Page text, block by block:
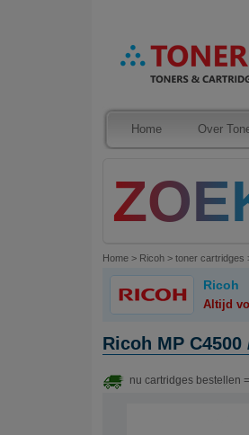
Home Over
Home > Ricoh > toner cartridges
Ricoh
Altijd
Ricoh MP
nu cartridges bestellen